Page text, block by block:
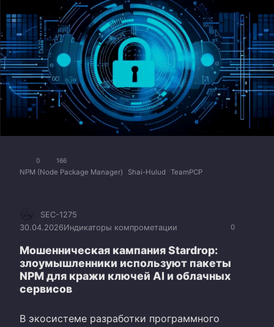
0 166
NPM (Node Package Manager) Shai-Hulud TeamPCP
0
SEC-1275
30.04.2026Индикаторы компрометации
Мошенническая кампания Stardrop:
злоумышленники используют пакеты
NPM для кражи ключей AI и облачных
сервисов
В экосистеме разработки программного